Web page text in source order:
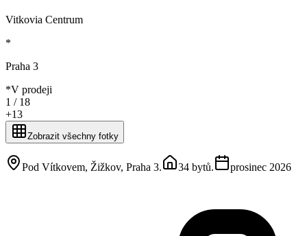
Vitkovia Centrum
*
Praha 3
*V prodeji
1 / 18
+13
Zobrazit všechny fotky
Pod Vítkovem, Žižkov, Praha 3. 34 bytů. prosinec 2026